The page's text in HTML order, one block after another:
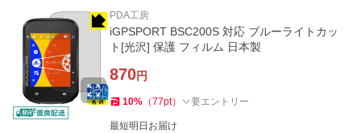
PDA工房
iGPSPORT BSC200S 対応 ブルーライトカッ
ト[光沢] 保護 フィルム 日本製
870円
10% （77pt） 要エントリー
最短明日お届け